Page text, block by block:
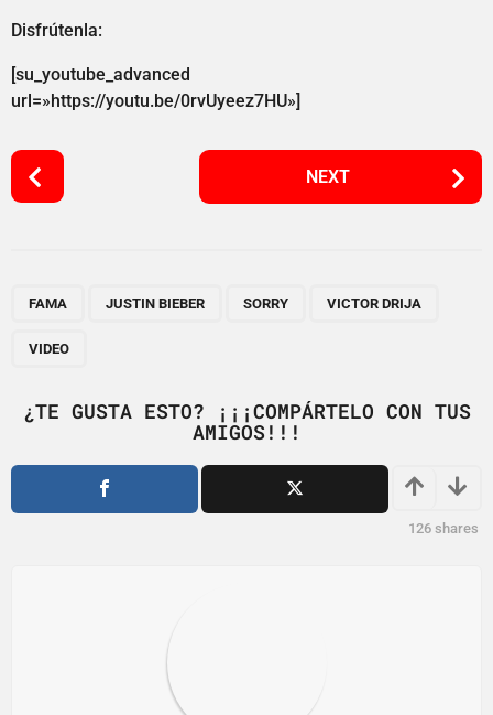
Disfrútenla:
[su_youtube_advanced
url=»https://youtu.be/0rvUyeez7HU»]
P
o
i
o
NEXT
FAMA JUSTIN BIEBER SORRY VICTOR DRIJA
VIDEO
¿TE GUSTA ESTO? ¡¡¡COMPÁRTELO CON TUS
AMIGOS!!!
126 shares